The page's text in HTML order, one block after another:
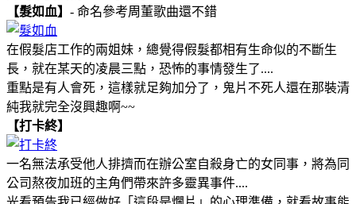
【髮如血】 - 命名參考周董歌曲還不錯
在假髮店工作的兩姐妹，總覺得假髮都相有生命似的不斷生
長，就在某天的凌晨三點，恐怖的事情發生了....
重點是有人會死，這樣就足夠加分了，鬼片不死人還在那裝清
純我就完全沒興趣啊~~
【打卡終】
一名無法承受他人排擠而在辦公室自殺身亡的女同事，將為同
公司熬夜加班的主角們帶來許多靈異事件....